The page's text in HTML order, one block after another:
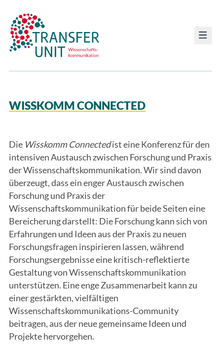
Transfer Unit
WISSKOMM CONNECTED
Die Wisskomm Connectedist eine Konferenz für den
intensiven Austausch zwischen Forschung und Praxis
der Wissenschaftskommunikation. Wir sind davon
überzeugt, dass ein enger Austausch zwischen
Forschung und Praxis der
Wissenschaftskommunikation für beide Seiten eine
Bereicherung darstellt: Die Forschung kann sich von
Erfahrungen und Ideen aus der Praxis zu neuen
Forschungsfragen inspirieren lassen, während
Forschungsergebnisse eine kritisch-reflektierte
Gestaltung von Wissenschaftskommunikation
unterstützen. Eine enge Zusammenarbeit kann zu
einer gestärkten, vielfältigen
Wissenschaftskommunikations-Community
beitragen, aus der neue gemeinsame Ideen und
Projekte hervorgehen.